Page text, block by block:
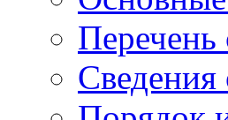
Перечень